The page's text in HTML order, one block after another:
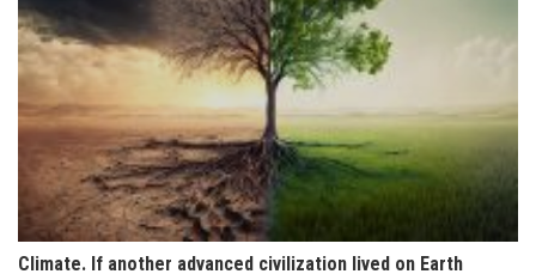
Climate. If another advanced civilization lived on Earth